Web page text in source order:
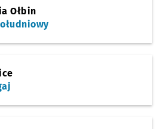
Ołbin